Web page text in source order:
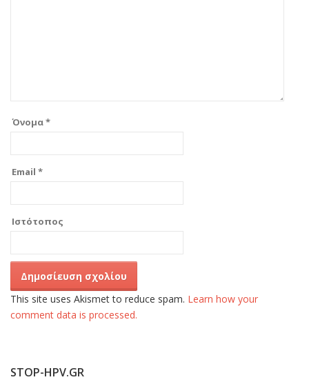
Όνομα*
Email *
Ιστότοπος
This site uses Akismet to reduce spam. Learn how your
comment data is processed.
STOP-HPV.GR